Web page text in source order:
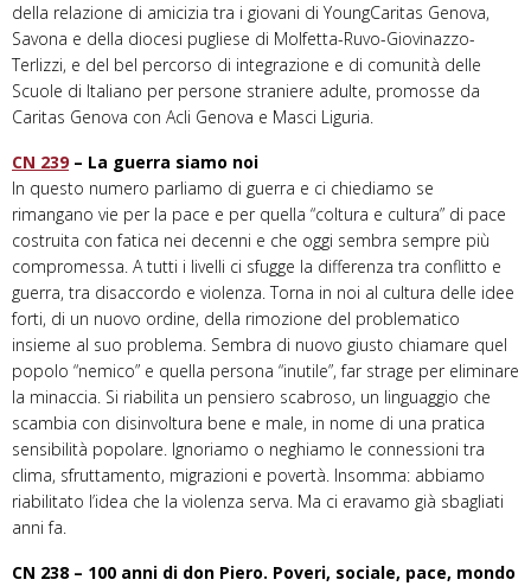
della relazione di amicizia tra i giovani di YoungCaritas Genova,
Savona e della diocesi pugliese di Molfetta-Ruvo-Giovinazzo-
Terlizzi, e del bel percorso di integrazione e di comunità delle
Scuole di Italiano per persone straniere adulte, promosse da
Caritas Genova con Acli Genova e Masci Liguria.
CN 239 – La guerra siamo noi
In questo numero parliamo di guerra e ci chiediamo se
rimangano vie per la pace e per quella “coltura e cultura” di pace
costruita con fatica nei decenni e che oggi sembra sempre più
compromessa. A tutti i livelli ci sfugge la differenza tra conflitto e
guerra, tra disaccordo e violenza. Torna in noi al cultura delle idee
forti, di un nuovo ordine, della rimozione del problematico
insieme al suo problema. Sembra di nuovo giusto chiamare quel
popolo “nemico” e quella persona “inutile”, far strage per eliminare
la minaccia. Si riabilita un pensiero scabroso, un linguaggio che
scambia con disinvoltura bene e male, in nome di una pratica
sensibilità popolare. Ignoriamo o neghiamo le connessioni tra
clima, sfruttamento, migrazioni e povertà. Insomma: abbiamo
riabilitato l’idea che la violenza serva. Ma ci eravamo già sbagliati
anni fa.
CN 238 – 100 anni di don Piero. Poveri, sociale, pace, mondo